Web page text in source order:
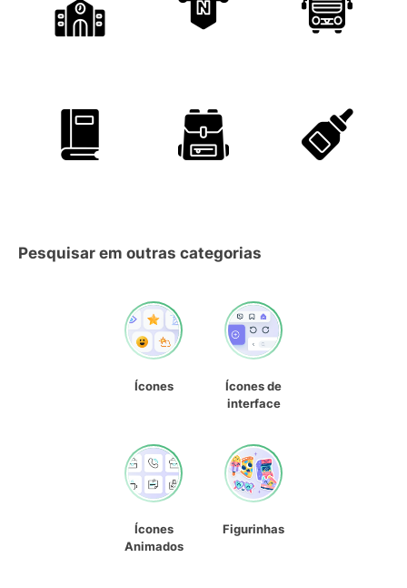
Pesquisar em outras categorias
Ícones
Ícones de
interface
Ícones
Animados
Figurinhas